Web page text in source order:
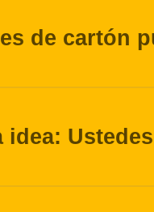
de cartón
idea: